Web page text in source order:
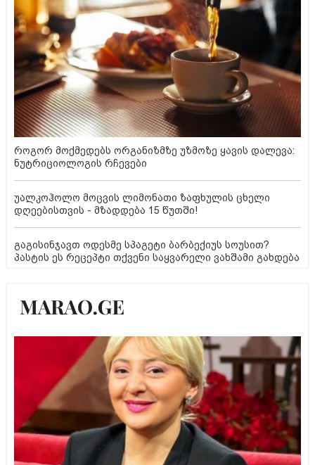
როგორ მოქმედებს ორგანიზმზე უზმოზე ყავის დალევა:
ნუტრიციოლოგის რჩევები
უალკოჰოლო მოცვის ლიმონათი ზაფხულის ცხელი
დღეებისთვის - მზადდება 15 წუთში!
გაგისინჯავთ ოდესმე სპაგეტი ბარბექიუს სოუსით?
პასტის ეს რეცეპტი თქვენი საყვარელი ვახშამი გახდება